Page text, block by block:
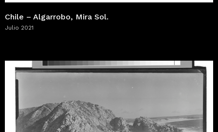
Chile – Algarrobo, Mira Sol.
Julio 2021